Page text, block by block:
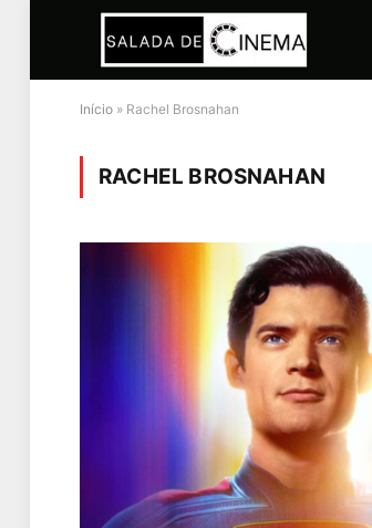
Início » Rachel Brosnahan
RACHEL BROSNAHAN